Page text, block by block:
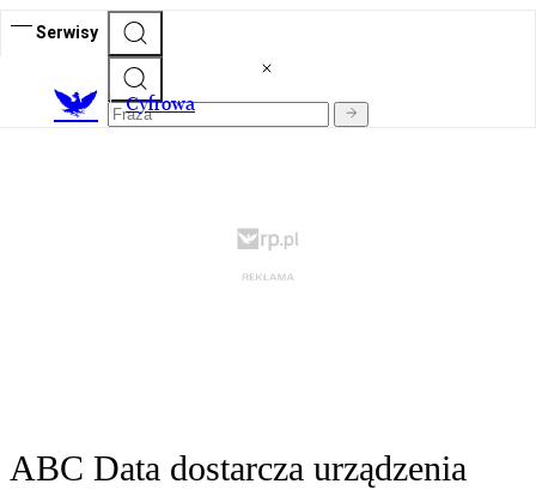
Serwisy
Cyfrowa
ABC Data dostarcza urządzenia